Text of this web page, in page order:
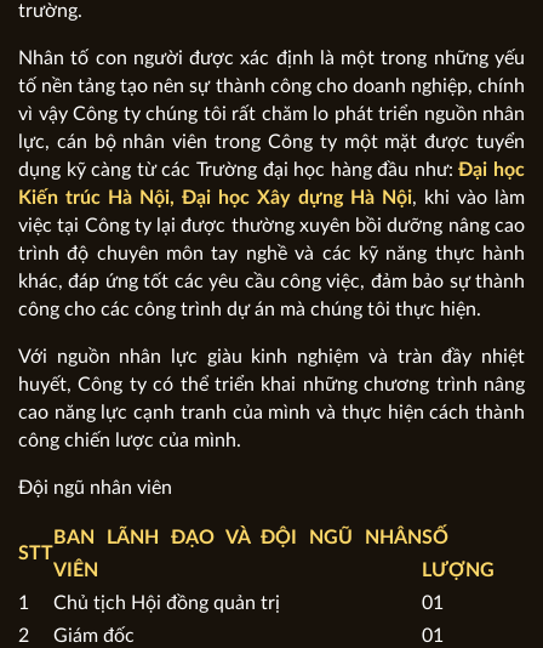
trường.
Nhân tố con người được xác định là một trong những yếu
tố nền tảng tạo nên sự thành công cho doanh nghiệp, chính
vì vậy Công ty chúng tôi rất chăm lo phát triển nguồn nhân
lực, cán bộ nhân viên trong Công ty một mặt được tuyển
dụng kỹ càng từ các Trường đại học hàng đầu như:Đại học
Kiến trúc Hà Nội, Đại học Xây dựng Hà Nội, khi vào làm
việc tại Công ty lại được thường xuyên bồi dưỡng nâng cao
trình độ chuyên môn tay nghề và các kỹ năng thực hành
khác, đáp ứng tốt các yêu cầu công việc, đảm bảo sự thành
công cho các công trình dự án mà chúng tôi thực hiện.
Với nguồn nhân lực giàu kinh nghiệm và tràn đầy nhiệt
huyết, Công ty có thể triển khai những chương trình nâng
cao năng lực cạnh tranh của mình và thực hiện cách thành
công chiến lược của mình.
Đội ngũ nhân viên
STT
BAN LÃNH ĐẠO VÀ ĐỘI NGŨ NHÂN
VIÊN
SỐ
LƯỢNG
1
Chủ tịch Hội đồng quản trị
01
2
Giám đốc
01